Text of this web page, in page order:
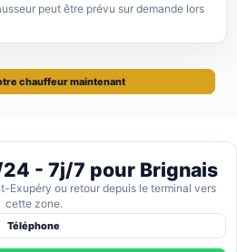
peut être prévu sur demande lors
chauffeur maintenant
- 7j/7 pour Brignais
Exupéry ou retour depuis le terminal vers
cette zone.
Téléphone